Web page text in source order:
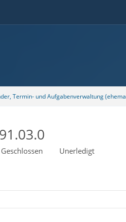
Termin- und Aufgabenverwaltung
Geschlossen Unerledigt